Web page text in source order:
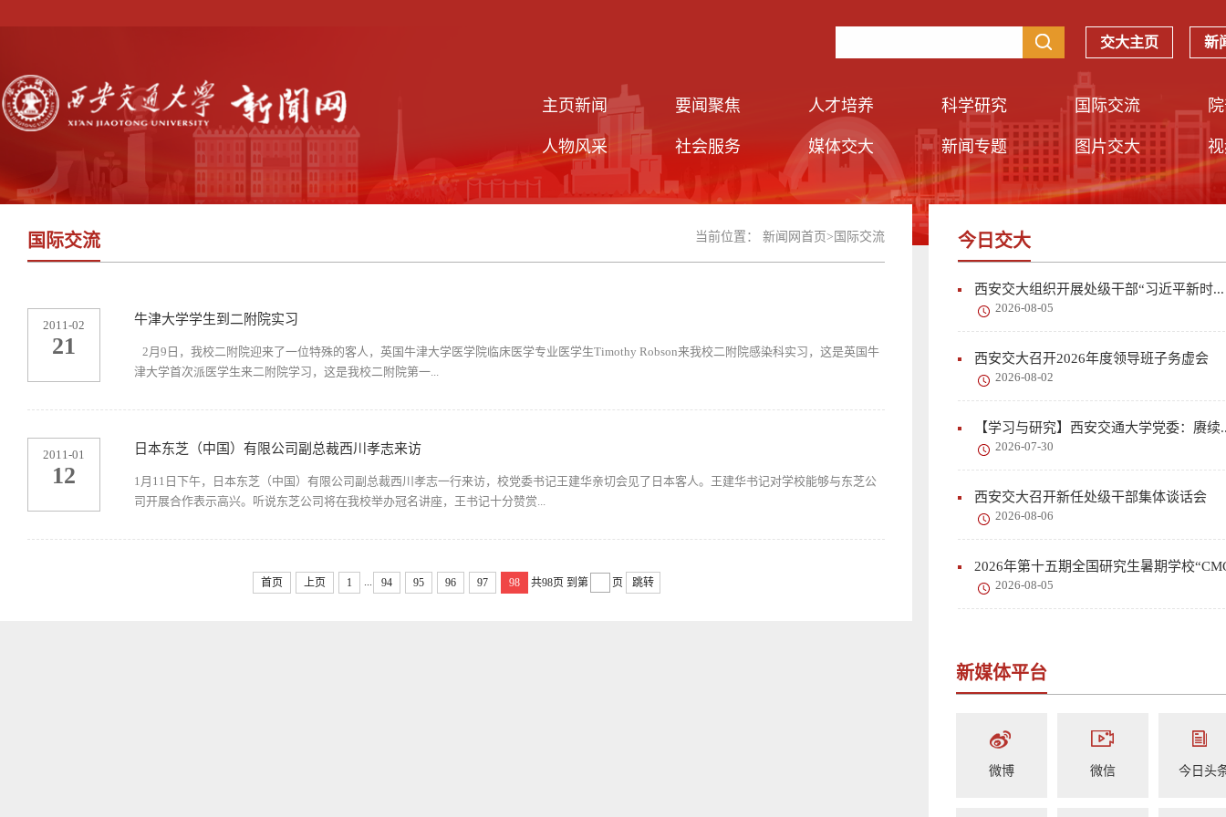
交大主页 新
主页新闻 要闻聚焦 人才培养 科学研究 国际交流
人物风采 社会服务 媒体交大 新闻专题 图片交大
当前位置： 新闻网首页> 国际交流
国际交流
2011-02
21
牛津大学学生到二附院实习
2月9日，我校二附院迎来了一位特殊的客人，英国牛津大学医学院临床医学专业医学生Timothy Robson来我校二附院感染科实习，这是英国牛
津大学首次派医学生来二附院学习，这是我校二附院第一...
2011-01
12
日本东芝（中国）有限公司副总裁西川孝志来访
1月11日下午，日本东芝（中国）有限公司副总裁西川孝志一行来访，校党委书记王建华亲切会见了日本客人。王建华书记对学校能够与东芝公
司开展合作表示高兴。听说东芝公司将在我校举办冠名讲座，王书记十分赞赏...
首页 上页 1 94 95 96 97 98 共98页 到第 页 跳转
今日交大
西安交大组织开展处级干部“习近平新时...
2026-08-05
西安交大召开2026年度领导班子务虚会
2026-08-02
【学习与研究】西安交通大学党委：赓续
2026-07-30
西安交大召开新任处级干部集体谈话会
2026-08-06
2026年第十五期全国研究生暑期学校
2026-08-05
新媒体平台
微博 微信 今日头